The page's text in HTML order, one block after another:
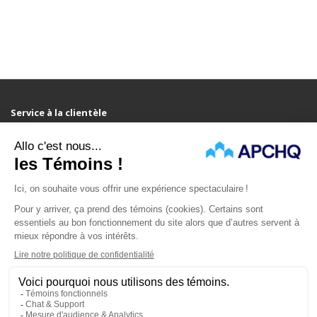
Service à la clientèle
Retours
Carte du site
Chèques-cadeaux
Affiliés
Offres spéciales
Mon compte
Mon compte
Historique des commandes
Liste de souhaits